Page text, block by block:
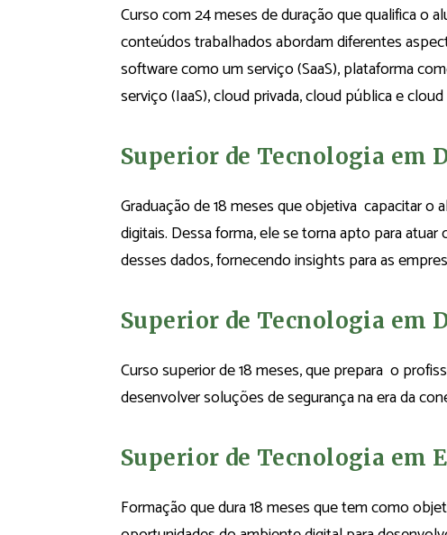
Curso com 24 meses de duração que qualifica o
conteúdos trabalhados abordam diferentes
software como um serviço (SaaS), plataforma
serviço (IaaS), cloud privada, cloud pública e
Superior de Tecnologia em
Graduação de 18 meses que objetiva capacitar o
digitais. Dessa forma, ele se torna apto para
desses dados, fornecendo insights para as
Superior de Tecnologia em
Curso superior de 18 meses, que prepara o
desenvolver soluções de segurança na era da
Superior de Tecnologia em
Formação que dura 18 meses que tem como